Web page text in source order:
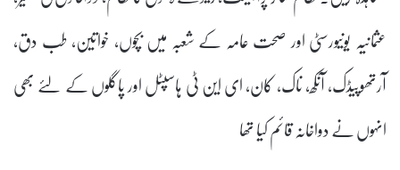
عثمانیہ یونیورسٹی اور صحت عامہ کے شعبہ میں بچوں، خواتین، طب دق،
آرتھوپیڈک، آنکھ، ناک، کان، ای این ٹی ہاسپٹل اور پاگلوں کے لئے بھی
انہوں نے دواخانہ قائم کیا تھا